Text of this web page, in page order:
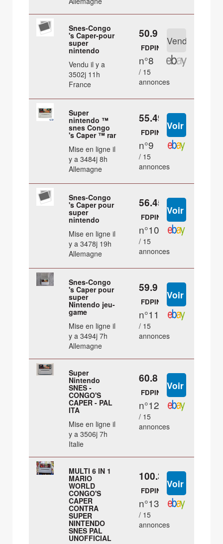
Snes-Congo
's Caper-pour
super
nintendo
Vendu il y a
3502j 11h
France
50.9 €
FDPIN
n°8
/ 15
annonces
Super
nintendo ™
snes Congo
's Caper ™ rar
Mise en ligne il
y a 3484j 8h
Allemagne
55.49 €
FDPIN
n°9
/ 15
annonces
Snes-Congo
's Caper pour
super
nintendo
Mise en ligne il
y a 3478j 19h
Allemagne
56.45 €
FDPIN
n°10
/ 15
annonces
Snes-Congo
's Caper pour
super
Nintendo jeu-
game
Mise en ligne il
y a 3494j 7h
Allemagne
59.9 €
FDPIN
n°11
/ 15
annonces
Super
Nintendo
SNES -
CONGO'S
CAPER - PAL
ITA
Mise en ligne il
y a 3506j 7h
Italie
60.8 €
FDPIN
n°12
/ 15
annonces
MULTI 6 IN 1
MARIO
WORLD
CONGO'S
CAPER
CONTRA
SUPER
NINTENDO
SNES PAL
UNOFFICIAL
100.34 €
FDPIN
n°13
/ 15
annonces